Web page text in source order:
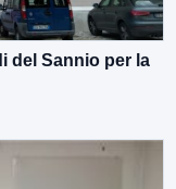
del Sannio per la